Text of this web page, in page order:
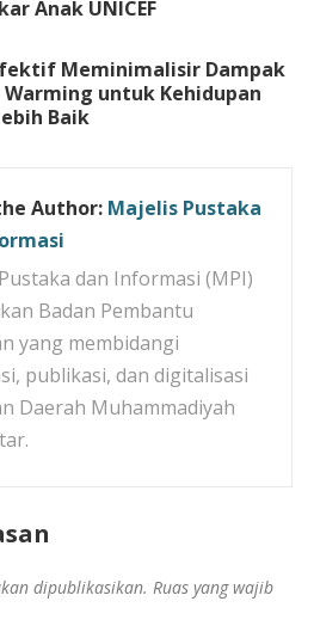
Anak UNICEF
Meminimalisir Dampak
Warming untuk Kehidupan
Baik
Author: Majelis Pustaka
dan Informasi (MPI)
Badan Pembantu
yang membidangi
publikasi, dan digitalisasi
Daerah Muhammadiyah
dipublikasikan. Ruas yang wajib